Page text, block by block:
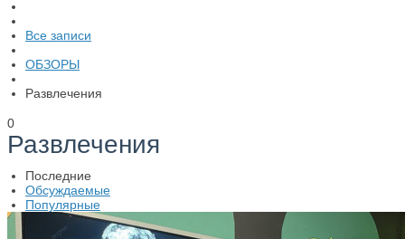
Все записи
ОБЗОРЫ
Развлечения
0
Развлечения
Последние
Обсуждаемые
Популярные